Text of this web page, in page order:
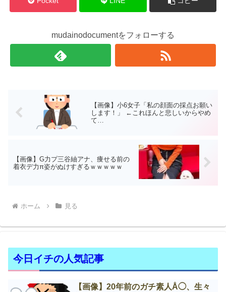
mudainodocumentをフォローする
【画像】小6女子「私の顔面の採点お願い
します！」 ←これほんと悲しいからやめ
て…
【画像】G力プ三谷紬アナ、痩せる前の
着衣デ力π姿がぬけすぎるｗｗｗｗｗ
ホーム 見る
今日イチの人気記事
【画像】20年前のガチ素人Å◯、生々